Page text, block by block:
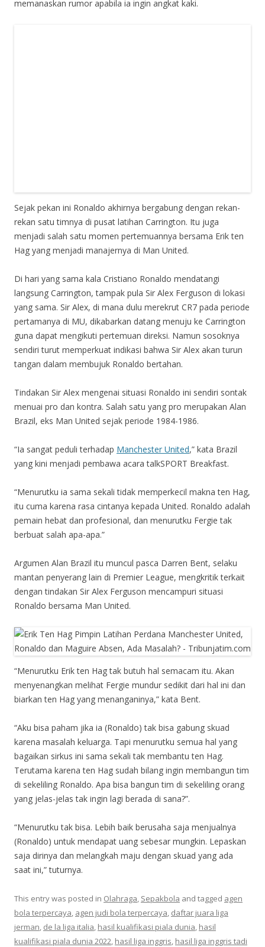
memanaskan rumor apabila ia ingin angkat kaki.
Sejak pekan ini Ronaldo akhirnya bergabung dengan rekan-
rekan satu timnya di pusat latihan Carrington. Itu juga
menjadi salah satu momen pertemuannya bersama Erik ten
Hag yang menjadi manajernya di Man United.
Di hari yang sama kala Cristiano Ronaldo mendatangi
langsung Carrington, tampak pula Sir Alex Ferguson di lokasi
yang sama. Sir Alex, di mana dulu merekrut CR7 pada periode
pertamanya di MU, dikabarkan datang menuju ke Carrington
guna dapat mengikuti pertemuan direksi. Namun sosoknya
sendiri turut memperkuat indikasi bahwa Sir Alex akan turun
tangan dalam membujuk Ronaldo bertahan.
Tindakan Sir Alex mengenai situasi Ronaldo ini sendiri sontak
menuai pro dan kontra. Salah satu yang pro merupakan Alan
Brazil, eks Man United sejak periode 1984-1986.
“Ia sangat peduli terhadap Manchester United,” kata Brazil
yang kini menjadi pembawa acara talkSPORT Breakfast.
“Menurutku ia sama sekali tidak memperkecil makna ten Hag,
itu cuma karena rasa cintanya kepada United. Ronaldo adalah
pemain hebat dan profesional, dan menurutku Fergie tak
berbuat salah apa-apa.”
Argumen Alan Brazil itu muncul pasca Darren Bent, selaku
mantan penyerang lain di Premier League, mengkritik terkait
dengan tindakan Sir Alex Ferguson mencampuri situasi
Ronaldo bersama Man United.
“Menurutku Erik ten Hag tak butuh hal semacam itu. Akan
menyenangkan melihat Fergie mundur sedikit dari hal ini dan
biarkan ten Hag yang menanganinya,” kata Bent.
“Aku bisa paham jika ia (Ronaldo) tak bisa gabung skuad
karena masalah keluarga. Tapi menurutku semua hal yang
bagaikan sirkus ini sama sekali tak membantu ten Hag.
Terutama karena ten Hag sudah bilang ingin membangun tim
di sekeliling Ronaldo. Apa bisa bangun tim di sekeliling orang
yang jelas-jelas tak ingin lagi berada di sana?”.
“Menurutku tak bisa. Lebih baik berusaha saja menjualnya
(Ronaldo) untuk mendapat uang sebesar mungkin. Lepaskan
saja dirinya dan melangkah maju dengan skuad yang ada
saat ini,” tuturnya.
This entry was posted in Olahraga, Sepakbola and tagged agen
bola terpercaya, agen judi bola terpercaya, daftar juara liga
jerman, de la liga italia, hasil kualifikasi piala dunia, hasil
kualifikasi piala dunia 2022, hasil liga inggris, hasil liga inggris tadi